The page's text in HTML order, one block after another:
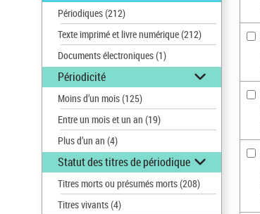
Périodiques(212)
Texte imprimé et livre numérique(212)
Documents électroniques(1)
Périodicité
Moins d’un mois(125)
Entre un mois et un an (19)
Plus d’un an (4)
Statut des titres de périodique
Titres morts ou présumés morts(208)
Titres vivants(4)